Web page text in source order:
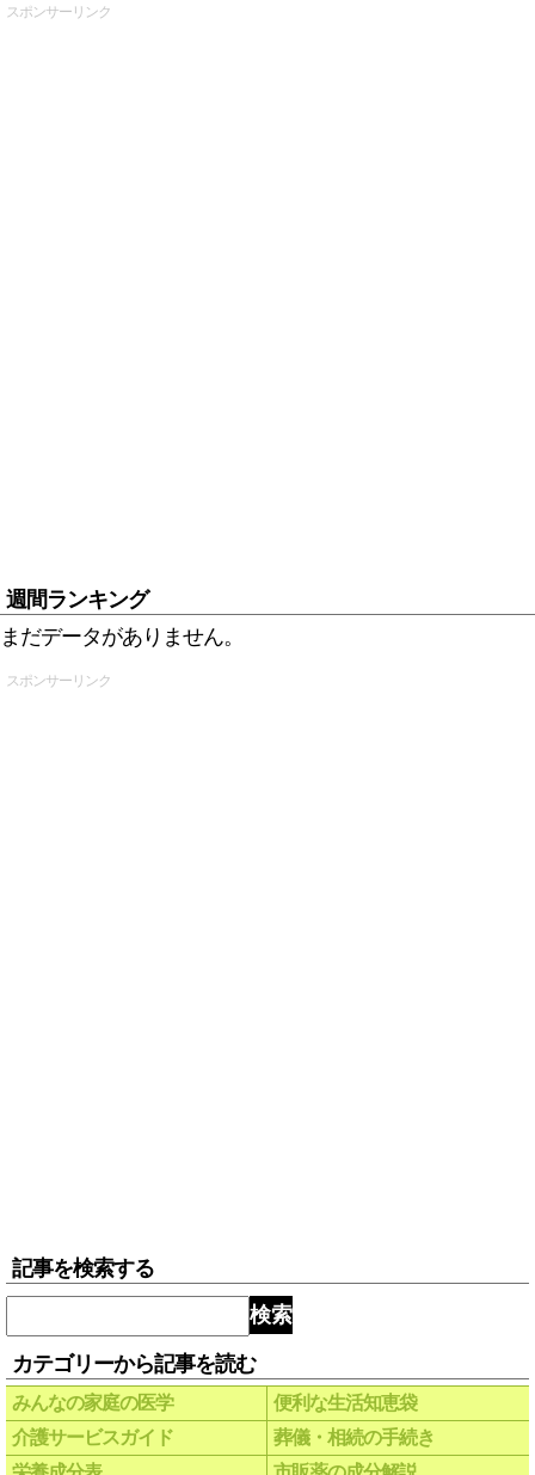
スポンサーリンク
週間ランキング
まだデータがありません。
スポンサーリンク
記事を検索する
検索
カテゴリーから記事を読む
みんなの家庭の医学
便利な生活知恵袋
介護サービスガイド
葬儀・相続の手続き